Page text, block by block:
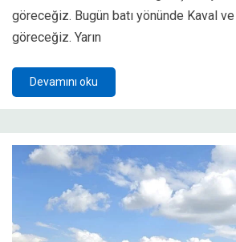
göreceğiz. Bugün batı yönünde Kaval
göreceğiz. Yarın
Devamını oku